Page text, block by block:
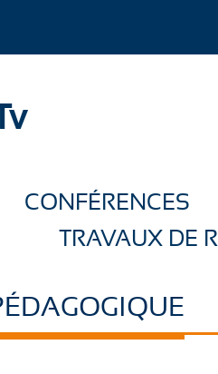
CONFÉRENCES
TRAVAUX DE